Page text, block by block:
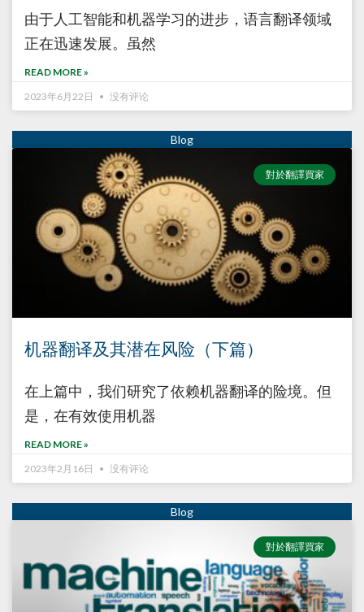
由于人工智能和机器学习的进步，语言翻译领域
正在迅速发展。虽然
READ MORE »
2023年6月22日
没有评论
對於翻譯買家
机器翻译及其潜在风险（下篇）
在上篇中，我们研究了依赖机器翻译的险境。但
是，在有效使用机器
READ MORE »
2023年2月16日
没有评论
對於翻譯買家